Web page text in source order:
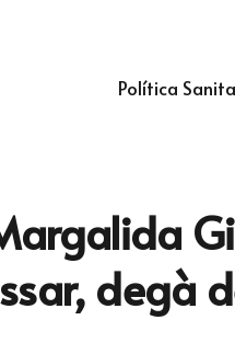
Política
degà